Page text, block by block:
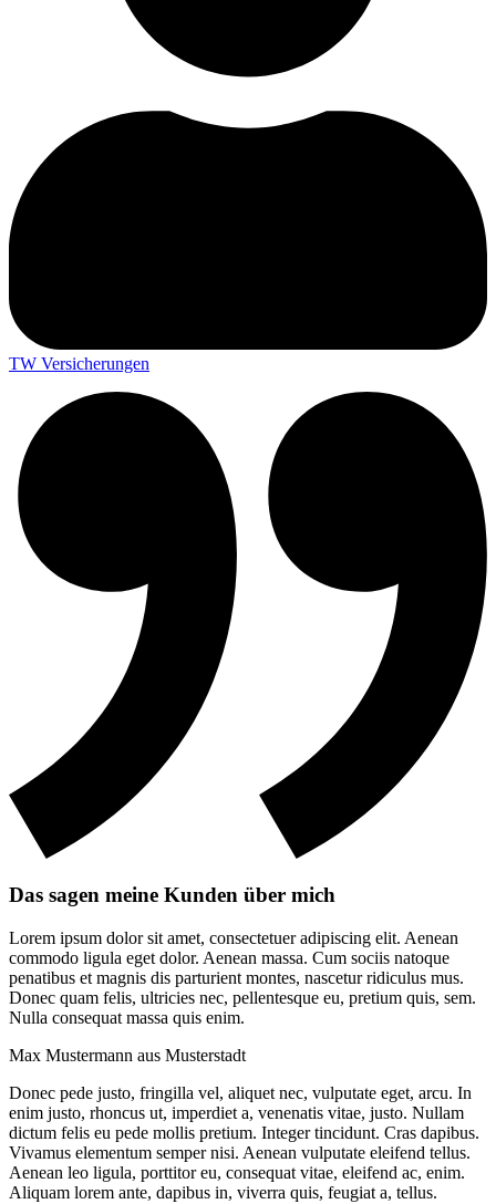
TW Versicherungen
Das sagen meine Kunden über mich
Lorem ipsum dolor sit amet, consectetuer adipiscing elit. Aenean
commodo ligula eget dolor. Aenean massa. Cum sociis natoque
penatibus et magnis dis parturient montes, nascetur ridiculus mus.
Donec quam felis, ultricies nec, pellentesque eu, pretium quis, sem.
Nulla consequat massa quis enim.
Max Mustermann aus Musterstadt
Donec pede justo, fringilla vel, aliquet nec, vulputate eget, arcu. In
enim justo, rhoncus ut, imperdiet a, venenatis vitae, justo. Nullam
dictum felis eu pede mollis pretium. Integer tincidunt. Cras dapibus.
Vivamus elementum semper nisi. Aenean vulputate eleifend tellus.
Aenean leo ligula, porttitor eu, consequat vitae, eleifend ac, enim.
Aliquam lorem ante, dapibus in, viverra quis, feugiat a, tellus.